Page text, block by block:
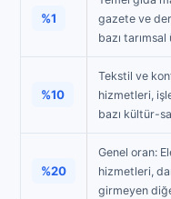
%1
gazete ve
bazı tarımsal
%10
Tekstil ve
hizmetleri,
bazı kültür-
%20
Genel oran:
hizmetleri,
girmeyen